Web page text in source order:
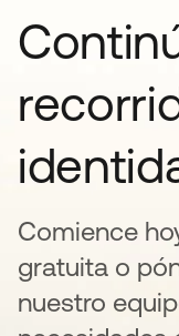
Comience
gratuita o
nuestro